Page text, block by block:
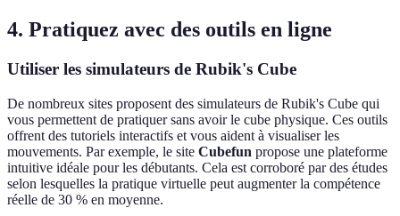
4. Pratiquez avec des outils en ligne
Utiliser les simulateurs de Rubik's Cube
De nombreux sites proposent des simulateurs de Rubik's Cube qui
vous permettent de pratiquer sans avoir le cube physique. Ces outils
offrent des tutoriels interactifs et vous aident à visualiser les
mouvements. Par exemple, le site Cubefun propose une plateforme
intuitive idéale pour les débutants. Cela est corroboré par des études
selon lesquelles la pratique virtuelle peut augmenter la compétence
réelle de 30 % en moyenne.